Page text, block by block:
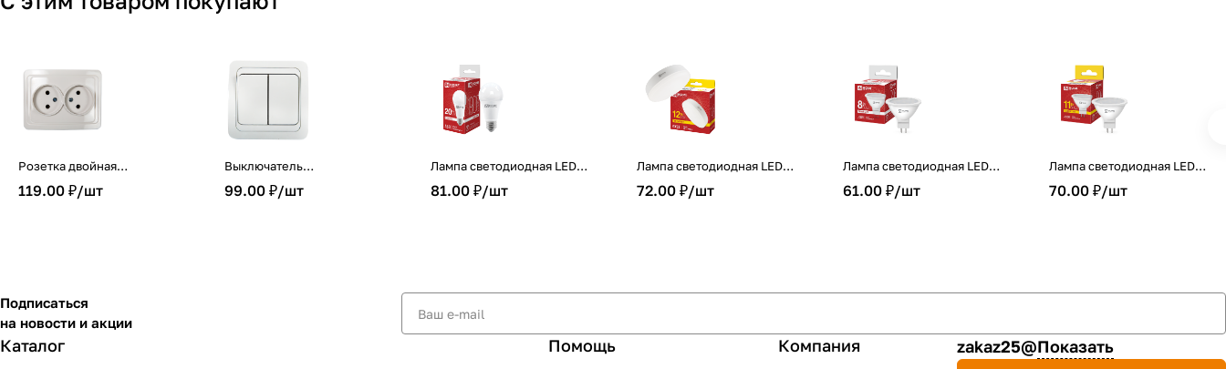
Розетка двойная
CLASSICO белая 2102 IN
HOME
119.00 ₽/шт
Выключатель
двухклавишный CLASSICO
белый 2023 IN HOME
99.00 ₽/шт
Лампа светодиодная LED-
A60-VC 20Вт 230В Е27
4000К 1900Лм IN HOME
81.00 ₽/шт
Лампа светодиодная LED-
GX53-VC 12Вт 230В 3000К
1140Лм IN HOME
72.00 ₽/шт
Лампа светодиодная LED-
JCDR-VC 8Вт 230В GU5.3
4000К 720Лм IN HOME
61.00 ₽/шт
Лампа светодиодная LED-
JCDR-VC 11Вт 230В GU5.3
3000К 990Лм IN HOME
70.00 ₽/шт
Подписаться
на новости и акции
Каталог Помощь Компания zakaz25@Показать